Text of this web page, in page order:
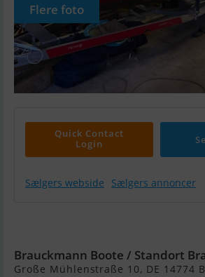
Flere foto
Quick Contact
Login
Sælgers webside Sælgers annoncer
Brauckmann Boote / Standort
Große Mühlenstraße 10, DE 14774